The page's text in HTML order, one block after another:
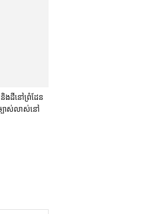
ង​ដី​នៅ​ព្រំដែន​
ច្បាស់លាស់​នៅ​